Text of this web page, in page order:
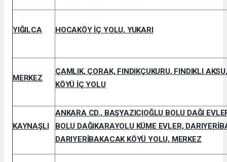
YIĞILCA HOCAKÖY İÇ YOLU, YUKARI
MERKEZ
ÇAMLIK, ÇORAK, FINDIKÇUKURU, FINDIKLI
KÖYÜ İÇ YOLU
KAYNAŞLI
ANKARA CD., BAŞYAZICIOĞLU BOLU DAĞI
BOLU DAĞIKARAYOLU KÜME EVLER,
DARIYERİBAKACAK KÖYÜ YOLU, MERKEZ